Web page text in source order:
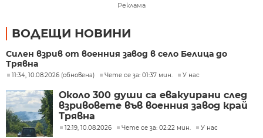
Реклама
ВОДЕЩИ НОВИНИ
Силен взрив от военния завод в село Белица до
Трявна
11:34, 10.08.2026 (обновена) Чете се за: 01:37 мин. У нас
Около 300 души са евакуирани след
взривовете във военния завод край
Трявна
12:19, 10.08.2026 Чете се за: 02:22 мин. У нас